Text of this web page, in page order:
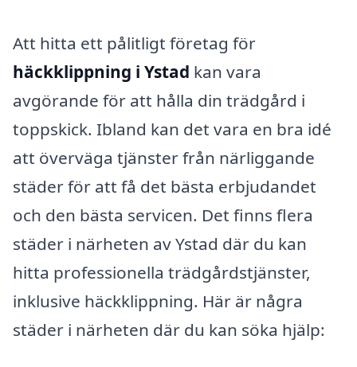
Att hitta ett pålitligt företag för
häckklippning i Ystad kan vara
avgörande för att hålla din trädgård i
toppskick. Ibland kan det vara en bra idé
att överväga tjänster från närliggande
städer för att få det bästa erbjudandet
och den bästa servicen. Det finns flera
städer i närheten av Ystad där du kan
hitta professionella trädgårdstjänster,
inklusive häckklippning. Här är några
städer i närheten där du kan söka hjälp: